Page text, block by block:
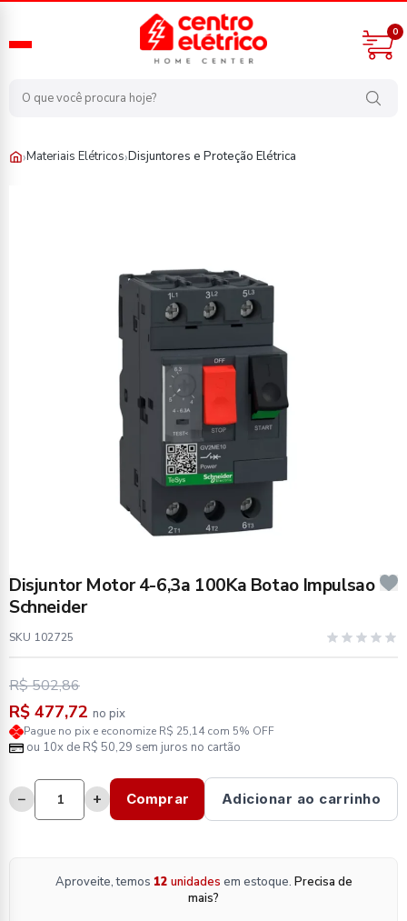
0
›Materiais Elétricos›Disjuntores e Proteção Elétrica
Disjuntor Motor 4-6,3a 100Ka Botao Impulsao
Schneider
SKU 102725
R$ 502,86
R$ 477,72 no pix
Pague no pix e economize R$ 25,14 com 5% OFF
ou 10x de R$ 50,29 sem juros no cartão
− + Comprar Adicionar ao carrinho
Aproveite, temos 12 unidades em estoque. Precisa de
mais?